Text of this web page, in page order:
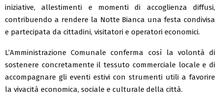
iniziative, allestimenti e momenti di accoglienza diffusi,
contribuendo a rendere la Notte Bianca una festa condivisa
e partecipata da cittadini, visitatori e operatori economici.
L’Amministrazione Comunale conferma così la volontà di
sostenere concretamente il tessuto commerciale locale e di
accompagnare gli eventi estivi con strumenti utili a favorire
la vivacità economica, sociale e culturale della città.